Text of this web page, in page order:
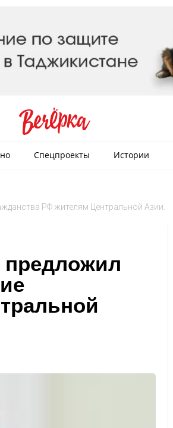
Спецпроекты Истории
РФ жителям Центральной Азии.
предложил